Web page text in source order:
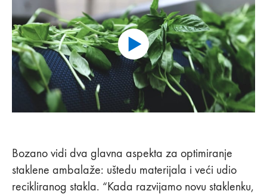
Bozano vidi dva glavna aspekta za optimiranje
staklene ambalaže: uštedu materijala i veći udio
recikliranog stakla. “Kada razvijamo novu staklenku,